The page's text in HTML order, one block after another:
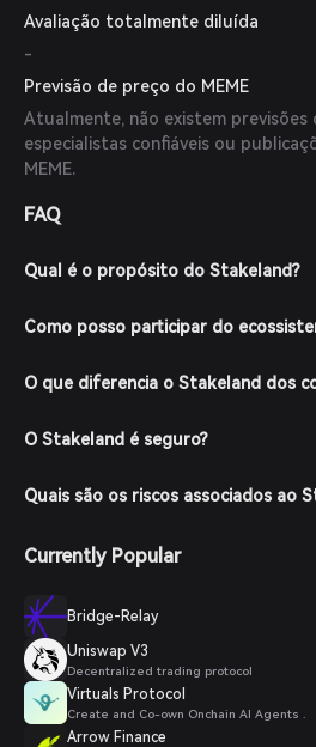
Avaliação totalmente diluída
-
Previsão de preço do MEME
Atualmente, não existem previsões
especialistas confiáveis ou
MEME.
FAQ
Qual é o propósito do Stakeland?
Como posso participar do
O que diferencia o Stakeland dos
O Stakeland é seguro?
Quais são os riscos associados ao
Currently Popular
Bridge-Relay
Uniswap V3
Decentralized trading protocol
Virtuals Protocol
Create and Co-own Onchain AI Agents .
Arrow Finance